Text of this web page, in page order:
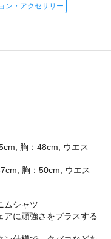
ン・アクセサリー
胸：48cm, ウエス
胸：50cm, ウエス
ムシャツ
に頑強さをプラスする